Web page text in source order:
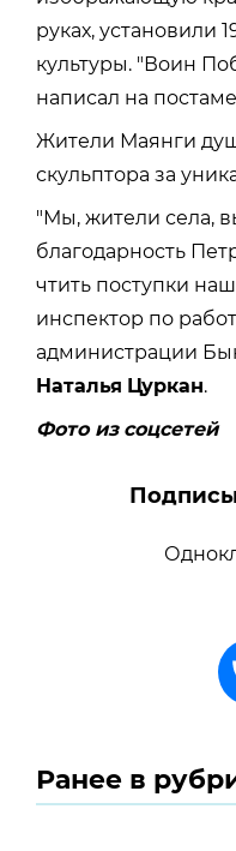
руках, установили
культуры. "Воин
написал на
Жители Маянги
скульптора за
"Мы, жители села,
благодарность
чтить поступки
инспектор по
администрации
Наталья Цуркан.
Фото из соцсетей
Ранее в